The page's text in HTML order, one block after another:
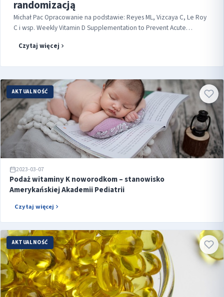
randomizacją
Michał Pac Opracowanie na podstawie: Reyes ML, Vizcaya C, Le Roy
C i wsp. Weekly Vitamin D Supplementation to Prevent Acute
Randomized Control...
Czytaj więcej
AKTUALNOŚĆ
2023-03-07
Podaż witaminy K noworodkom – stanowisko
Amerykańskiej Akademii Pediatrii
Czytaj więcej
AKTUALNOŚĆ